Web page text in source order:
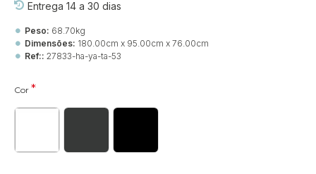
Entrega 14 a 30 dias
Peso: 68.70kg
Dimensões: 180.00cm x 95.00cm x 76.00cm
Ref:: 27833-ha-ya-ta-53
Cor